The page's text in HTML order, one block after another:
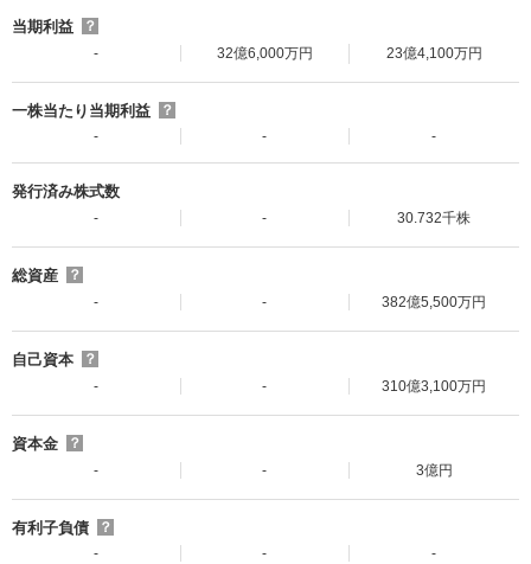
当期利益
？
-
32億6,000万円 23億4,100万円
一株当たり当期利益
？
-
- -
発行済み株式数
- - 30.732千株
総資産
？
-
- 382億5,500万円
自己資本
？
-
- 310億3,100万円
資本金
？
-
- 3億円
有利子負債
？
-
- -